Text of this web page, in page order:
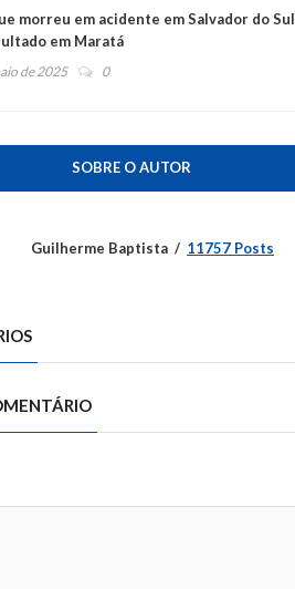
morreu em acidente em Salvador do Sul
em Maratá
de 2025 0
SOBRE O AUTOR
Guilherme Baptista 11757 Posts